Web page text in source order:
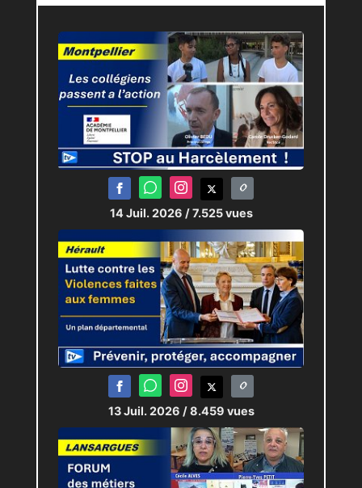
JRI :Pierric-Joël LOUBAT
Monteur :
Maxine RASSCHAERT
14 Juil. 2026 / 7.525 vues
13 Juil. 2026 / 8.459 vues